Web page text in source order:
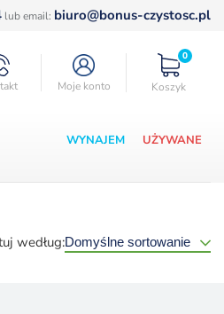
lub email: biuro@bonus-czystosc.pl
Moje konto Koszyk
0
WYNAJEM UŻYWANE
według: